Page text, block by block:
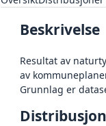
Beskrivelse
Resultat av
av
Grunnlag er